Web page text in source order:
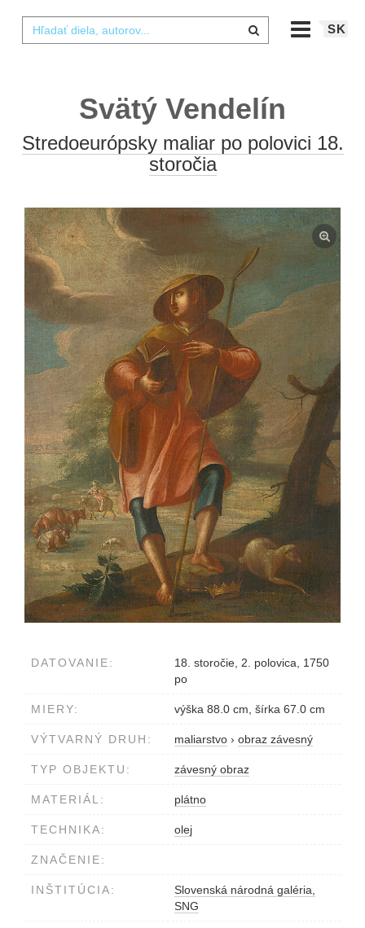
SK
Svätý Vendelín
Stredoeurópsky maliar po polovici 18.
storočia
DATOVANIE:
18. storočie, 2. polovica, 1750
po
MIERY: výška 88.0 cm, šírka 67.0 cm
VÝTVARNÝ DRUH: maliarstvo › obraz závesný
TYP OBJEKTU: závesný obraz
MATERIÁL: plátno
TECHNIKA: olej
ZNAČENIE:
INŠTITÚCIA:
Slovenská národná galéria,
SNG